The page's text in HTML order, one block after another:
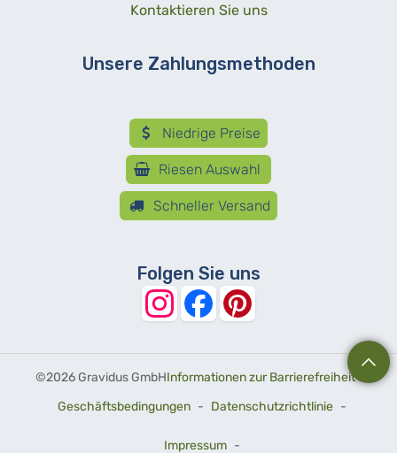
Kontaktieren Sie uns
Unsere Zahlungsmethoden
Niedrige Preise
Riesen Auswahl
Schneller Versand
Folgen Sie uns
©2026 Gravidus GmbHInformationen zur Barrierefreiheit-
Geschäftsbedingungen - Datenschutzrichtlinie -
Impressum -